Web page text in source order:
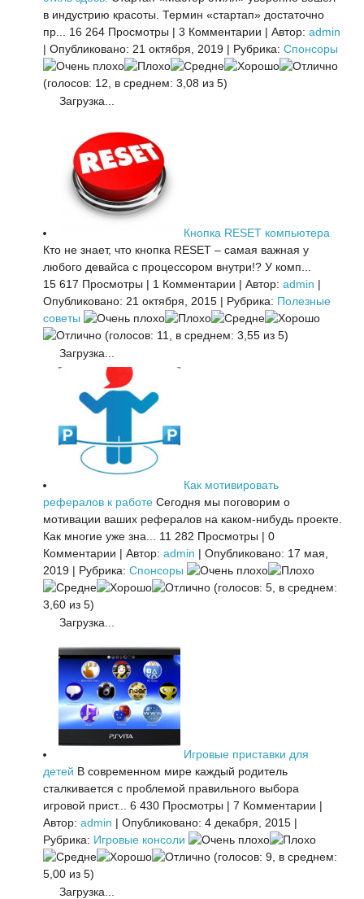
в индустрию красоты. Термин «стартап» достаточно
пр...
16 264 Просмотры | 3 Комментарии | Автор: admin
| Опубликовано: 21 октября, 2019 | Рубрика: Спонсоры
(голосов: 12, в среднем: 3,08 из 5)
Загрузка...
Кнопка RESET компьютера
Кто не знает, что кнопка RESET – самая важная у
любого девайса с процессором внутри!? У комп...
15 617 Просмотры | 1 Комментарии | Автор: admin |
Опубликовано: 21 октября, 2015 | Рубрика: Полезные
советы
(голосов: 11, в среднем: 3,55 из 5)
Загрузка...
Как мотивировать
рефералов к работе Сегодня мы поговорим о
мотивации ваших рефералов на каком-нибудь проекте.
Как многие уже зна...
11 282 Просмотры | 0
Комментарии | Автор: admin | Опубликовано: 17 мая,
2019 | Рубрика: Спонсоры
(голосов: 5, в среднем:
3,60 из 5)
Загрузка...
Игровые приставки для
детей В современном мире каждый родитель
сталкивается с проблемой правильного выбора
игровой прист...
6 430 Просмотры | 7 Комментарии |
Автор: admin | Опубликовано: 4 декабря, 2015 |
Рубрика: Игровые консоли
(голосов: 9, в среднем:
5,00 из 5)
Загрузка...